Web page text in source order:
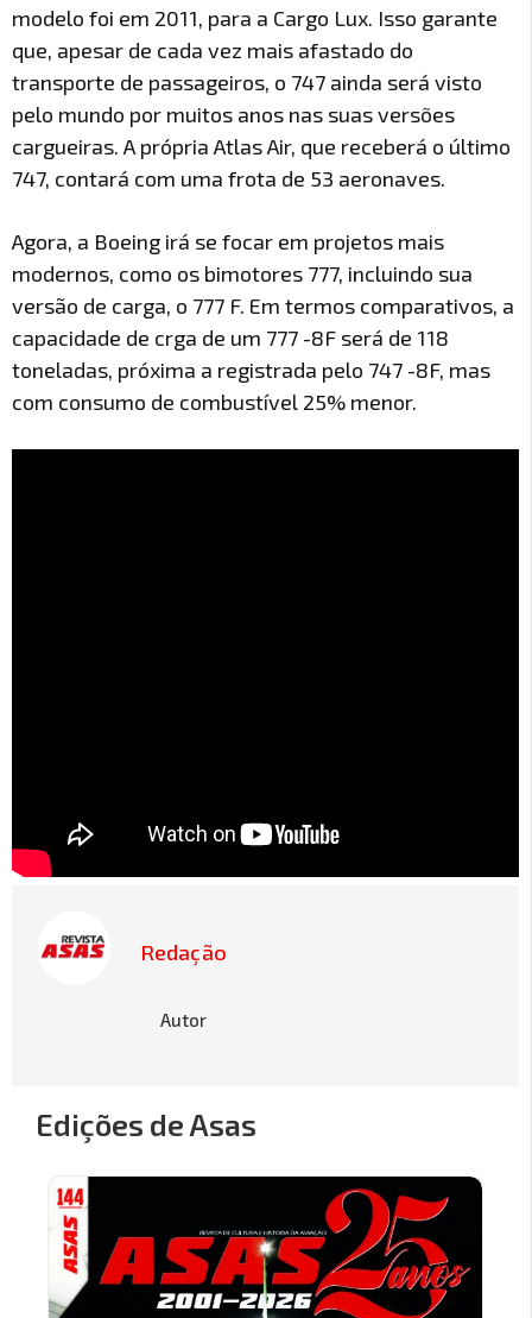
modelo foi em 2011, para a Cargo Lux. Isso garante
que, apesar de cada vez mais afastado do
transporte de passageiros, o 747 ainda será visto
pelo mundo por muitos anos nas suas versões
cargueiras. A própria Atlas Air, que receberá o último
747, contará com uma frota de 53 aeronaves.
Agora, a Boeing irá se focar em projetos mais
modernos, como os bimotores 777, incluindo sua
versão de carga, o 777 F. Em termos comparativos, a
capacidade de crga de um 777 -8F será de 118
toneladas, próxima a registrada pelo 747 -8F, mas
com consumo de combustível 25% menor.
Redação
Autor
Edições de Asas